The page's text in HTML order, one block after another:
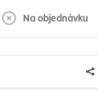
Na objednávku